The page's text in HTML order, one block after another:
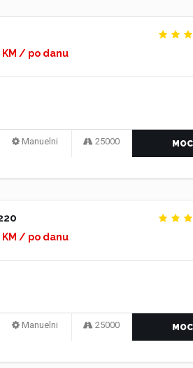
/ po danu
Manuelni 25000
/ po danu
Manuelni 25000